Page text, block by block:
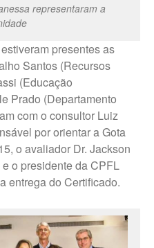
Fale Conosco
Fale Conosco – Ibirarema
Fale Conosco – Campos Novos
Paulista
Fale Conosco – Marília
Fale Conosco – Oscar
Bressane
representaram a
presentes as
Santos (Recursos
(Educação
Prado (Departamento
com o consultor Luiz
por orientar a Gota
o avaliador Dr. Jackson
o presidente da CPFL
entrega do Certificado.